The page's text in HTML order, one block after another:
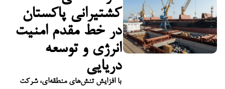
کشتیرانی پاکستان
در خط مقدم امنیت
انرژی و توسعه
دریایی
با افزایش تنش‌های منطقه‌ای، شرکت